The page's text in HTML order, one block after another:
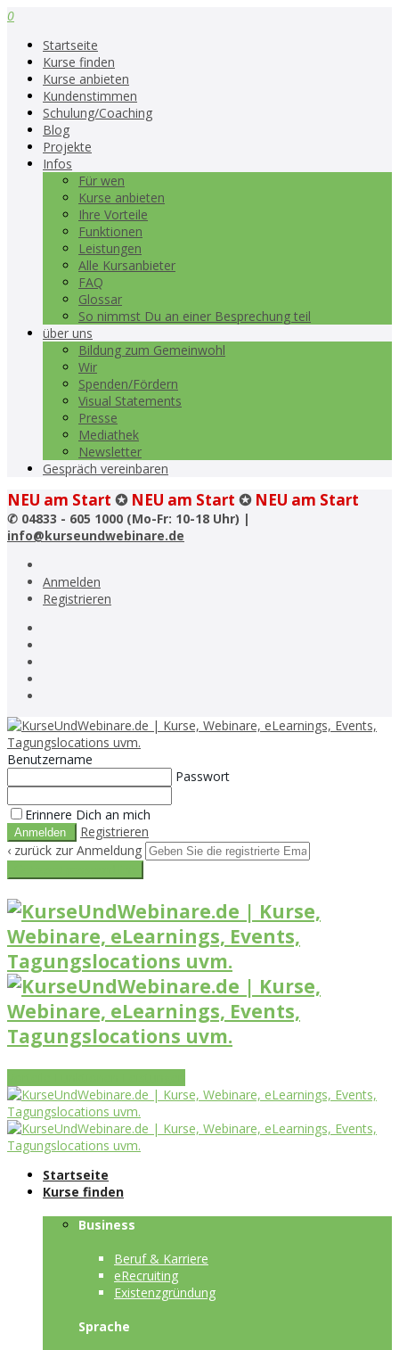
0
Startseite
Kurse finden
Kurse anbieten
Kundenstimmen
Schulung/Coaching
Blog
Projekte
Infos
Für wen
Kurse anbieten
Ihre Vorteile
Funktionen
Leistungen
Alle Kursanbieter
FAQ
Glossar
So nimmst Du an einer Besprechung teil
über uns
Bildung zum Gemeinwohl
Wir
Spenden/Fördern
Visual Statements
Presse
Mediathek
Newsletter
Gespräch vereinbaren
NEU am Start ✪ NEU am Start ✪ NEU am Start
✆ 04833 - 605 1000 (Mo-Fr: 10-18 Uhr) |
info@kurseundwebinare.de
Anmelden
Registrieren
Benutzername
Passwort
Erinnere Dich an mich
Registrieren
‹ zurück zur Anmeldung
Startseite
Kurse finden
Business
Beruf & Karriere
eRecruiting
Existenzgründung
Sprache